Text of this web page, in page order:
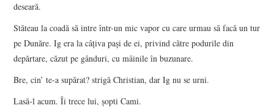
deseară.
Stăteau la coadă să intre într-un mic vapor cu care urmau să facă un tur
pe Dunăre. Ig era la câţiva paşi de ei, privind către podurile din
depărtare, căzut pe gânduri, cu mâinile în buzunare.
Bre, cin’ te-a supărat? strigă Christian, dar Ig nu se urni.
Lasă-l acum. Îi trece lui, şopti Cami.